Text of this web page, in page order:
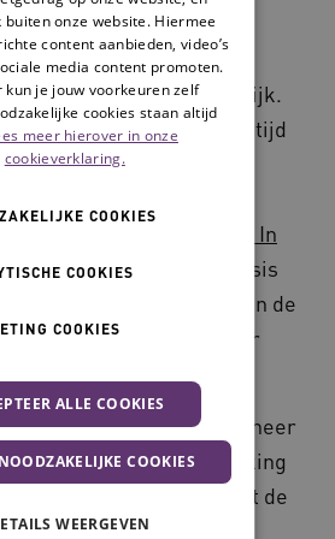
de praktijk
komen voort uit de praktijk.
draaien al langere tijd
zorgzame
De inzichten die zijn
in de
publicatie In
vormen de basis
is er gebruik gemaakt van de
die Vilans heeft over
zorg en in netwerken.
in ontwikkeling. Wanneer
over deze samenwerking
bijvoorbeeld vanuit de
die meedraaien in de
buiten onze website. Hiermee
content aanbieden, video’s
media content promoten.
kun je jouw voorkeuren zelf
cookies staan altijd
meer hierover in onze
cookieverklaring.
COOKIES
COOKIES
COOKIES
ALLE COOKIES
COOKIES
WEERGEVEN